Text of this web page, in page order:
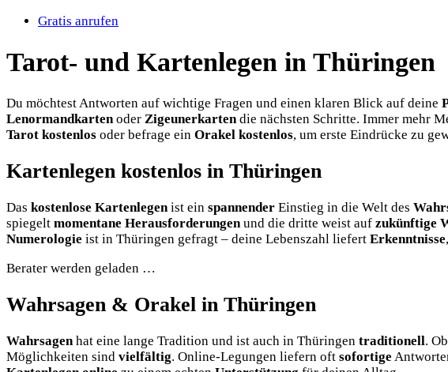
Gratis anrufen
Tarot- und Kartenlegen in Thüringen
Du möchtest Antworten auf wichtige Fragen und einen klaren Blick auf deine
Lenormandkarten oder Zigeunerkarten die nächsten Schritte. Immer mehr
Tarot kostenlos oder befrage ein Orakel kostenlos, um erste Eindrücke zu
Kartenlegen kostenlos in Thüringen
Das kostenlose Kartenlegenist ein spannender Einstieg in die Welt des
spiegelt momentane Herausforderungenund die dritte weist auf zukünftige
Numerologie ist in Thüringen gefragt – deine Lebenszahl liefert Erkenntnisse
Berater werden geladen …
Wahrsagen & Orakel in Thüringen
Wahrsagenhat eine lange Tradition und ist auch in Thüringen traditionell.
Möglichkeiten sind vielfältig. Online-Legungen liefern oft sofortige